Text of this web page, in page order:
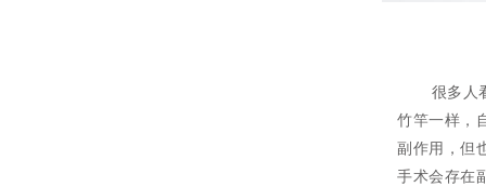
很多人看
竹竿一样，
副作用，但
手术会存在